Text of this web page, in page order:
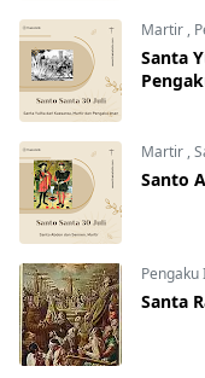
Martir ,
Santa
Martir ,
Santo
Pengaku
Santa